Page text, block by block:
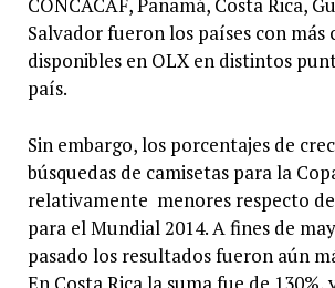
CONCACAF, Panamá, Costa Rica,
Salvador fueron los países con más
disponibles en OLX en distintos
país.
Sin embargo, los porcentajes de
búsquedas de camisetas para la
relativamente menores respecto
para el Mundial 2014. A fines de
pasado los resultados fueron aún